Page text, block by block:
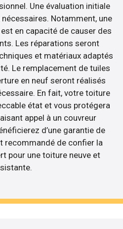
Une évaluation initiale
Notamment, une
en capacité de causer des
Les réparations seront
et matériaux adaptés
Le remplacement de tuiles
en neuf seront réalisés
En fait, votre toiture
état et vous protégera
appel à un couvreur
d’une garantie de
recommandé de confier la
pour une toiture neuve et